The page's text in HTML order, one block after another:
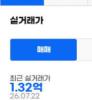
9.55억
'15. 03
실거래가
매매
최근 실거래가
1.32억
26.07.22